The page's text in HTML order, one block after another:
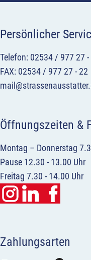
Persönlicher
Telefon: 02534 / 977 27 -
FAX: 02534 / 977 27 - 22
Öffnungszeiten &
Montag – Donnerstag
Pause 12.30 - 13.00 Uhr
Freitag 7.30 - 14.00 Uhr
Zahlungsarten